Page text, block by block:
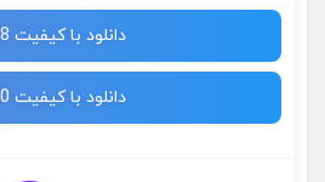
دانلود با کیفیت 128
دانلود با کیفیت 320